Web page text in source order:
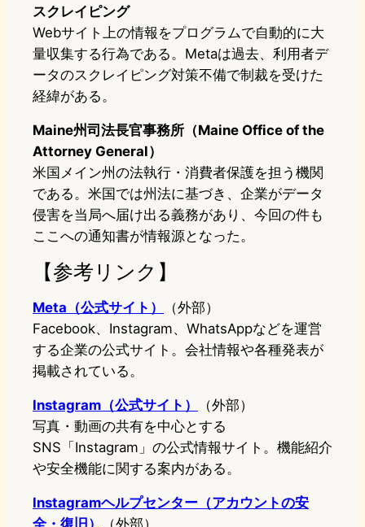
スクレイピング
Webサイト上の情報をプログラムで自動的に大
量収集する行為である。Metaは過去、利用者デ
ータのスクレイピング対策不備で制裁を受けた
経緯がある。
Maine州司法長官事務所（Maine Office of the
Attorney General）
米国メイン州の法執行・消費者保護を担う機関
である。米国では州法に基づき、企業がデータ
侵害を当局へ届け出る義務があり、今回の件も
ここへの通知書が情報源となった。
【参考リンク】
Meta（公式サイト）
（外部）
Facebook、Instagram、WhatsAppなどを運営
する企業の公式サイト。会社情報や各種発表が
掲載されている。
Instagram（公式サイト）
（外部）
写真・動画の共有を中心とする
SNS「Instagram」の公式情報サイト。機能紹介
や安全機能に関する案内がある。
Instagramヘルプセンター（アカウントの安